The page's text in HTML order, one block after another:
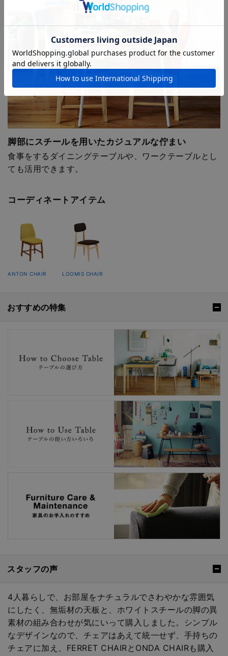
脚部にスチールを用いたカジュアルな佇まい
食事をするダイニングテーブルや、ワークテーブルとし
ても活用できます。
コーディネートアイテム
ANTON CHAIR LOOMIS CHAIR
おすすめの特集
スタッフの声
4人暮らしで、お部屋をナチュラルでさわやかな雰囲気
にしたく、無垢材の天板と、ホワイトスチールの脚の異
素材の組み合わせが気にいって購入しました。シンプル
なデザインなので、チェアはあえて統一せず、手持ちの
チェアに加え、FERRET CHAIRとONDA CHAIRも購入